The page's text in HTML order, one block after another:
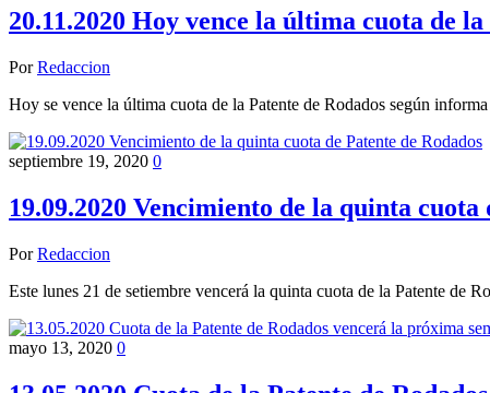
20.11.2020 Hoy vence la última cuota de la
Por Redaccion
Hoy se vence la última cuota de la Patente de Rodados según
septiembre 19, 2020 0
19.09.2020 Vencimiento de la quinta cuota
Por Redaccion
Este lunes 21 de setiembre vencerá la quinta cuota de la Patente de
mayo 13, 2020 0